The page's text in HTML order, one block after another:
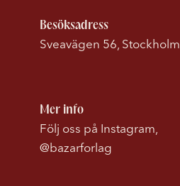
Besöksadress
Sveavägen 56, Stockholm
Mer info
Följ oss på Instagram,
@bazarforlag